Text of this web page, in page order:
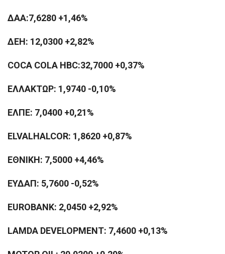
ΔΑΑ:7,6280 +1,46%
ΔΕΗ: 12,0300 +2,82%
COCA COLA HBC:32,7000 +0,37%
ΕΛΛΑΚΤΩΡ: 1,9740 -0,10%
ΕΛΠΕ: 7,0400 +0,21%
ELVALHALCOR: 1,8620 +0,87%
ΕΘΝΙΚΗ: 7,5000 +4,46%
ΕΥΔΑΠ: 5,7600 -0,52%
EUROBANK: 2,0450 +2,92%
LAMDA DEVELOPMENT: 7,4600 +0,13%